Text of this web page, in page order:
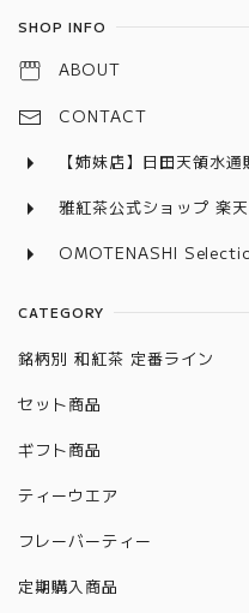
SHOP INFO
ABOUT
CONTACT
【姉妹店】日田天領水
雅紅茶公式ショップ 楽
OMOTENASHI
CATEGORY
銘柄別 和紅茶 定番ライン
セット商品
ギフト商品
ティーウエア
フレーバーティー
定期購入商品